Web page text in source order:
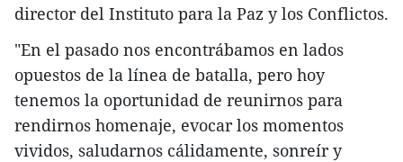
director del Instituto para la Paz y los Conflictos.
"En el pasado nos encontrábamos en lados
opuestos de la línea de batalla, pero hoy
tenemos la oportunidad de reunirnos para
rendirnos homenaje, evocar los momentos
vividos, saludarnos cálidamente, sonreír y